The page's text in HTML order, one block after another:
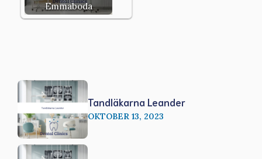
Emmaboda
Tandläkarna Leander
OKTOBER 13, 2023